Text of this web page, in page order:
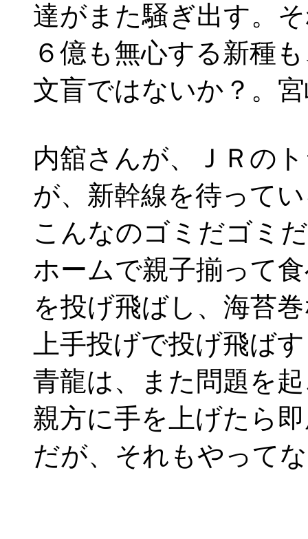
達がまた騒ぎ出す。
６億も無心する新種
文盲ではないか？。
内舘さんが、ＪＲの
が、新幹線を待って
こんなのゴミだゴミ
ホームで親子揃って
を投げ飛ばし、海苔
上手投げで投げ飛ば
青龍は、また問題を
親方に手を上げたら
だが、それもやって